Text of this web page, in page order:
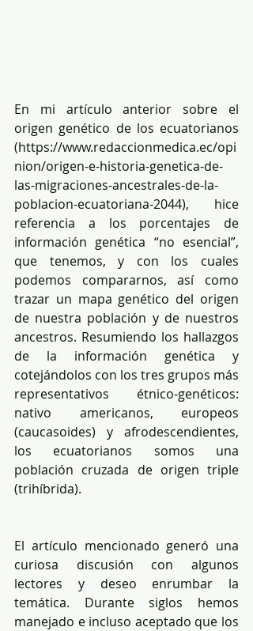
En mi artículo anterior sobre el
origen genético de los ecuatorianos
(https://www.redaccionmedica.ec/opi
nion/origen-e-historia-genetica-de-
las-migraciones-ancestrales-de-la-
poblacion-ecuatoriana-2044), hice
referencia a los porcentajes de
información genética “no esencial”,
que tenemos, y con los cuales
podemos compararnos, así como
trazar un mapa genético del origen
de nuestra población y de nuestros
ancestros. Resumiendo los hallazgos
de la información genética y
cotejándolos con los tres grupos más
representativos étnico-genéticos:
nativo americanos, europeos
(caucasoides) y afrodescendientes,
los ecuatorianos somos una
población cruzada de origen triple
(trihíbrida).
El artículo mencionado generó una
curiosa discusión con algunos
lectores y deseo enrumbar la
temática. Durante siglos hemos
manejado e incluso aceptado que los